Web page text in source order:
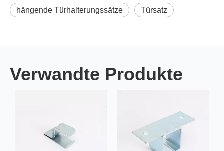
hängende Türhalterungssätze Türsatz
Verwandte Produkte